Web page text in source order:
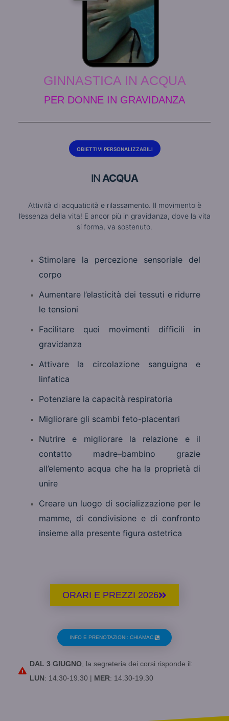
GINNASTICA IN ACQUA
PER DONNE IN GRAVIDANZA
OBIETTIVI PERSONALIZZABILI
IN ACQUA
Attività di acquaticità e rilassamento. Il movimento è
l’essenza della vita! E ancor più in gravidanza, dove la vita
si forma, va sostenuto.
Stimolare la percezione sensoriale del
corpo
Aumentare l’elasticità dei tessuti e ridurre
le tensioni
Facilitare quei movimenti difficili in
gravidanza
Attivare la circolazione sanguigna e
linfatica
Potenziare la capacità respiratoria
Migliorare gli scambi feto-placentari
Nutrire e migliorare la relazione e il
contatto madre–bambino grazie
all’elemento acqua che ha la proprietà di
unire
Creare un luogo di socializzazione per le
mamme, di condivisione e di confronto
insieme alla presente figura ostetrica
ORARI E PREZZI 2026
INFO E PRENOTAZIONI: CHIAMACI
DAL 3 GIUGNO , la segreteria dei corsi risponde il:
LUN: 14.30-19.30 | MER: 14.30-19.30